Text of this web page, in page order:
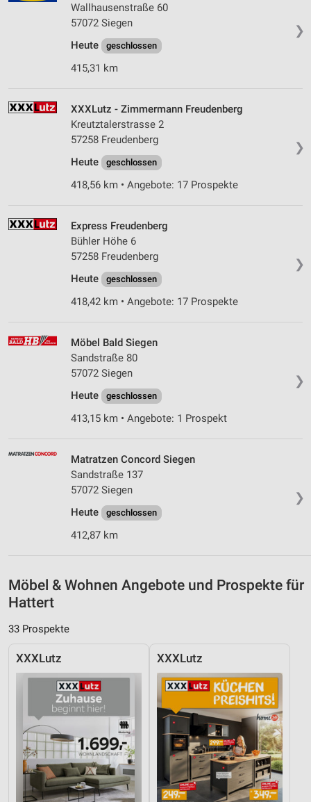
❯
Wallhausenstraße 60
57072 Siegen
Heute
geschlossen
415,31 km
❯
XXXLutz - Zimmermann Freudenberg
Kreutztalerstrasse 2
57258 Freudenberg
Heute
geschlossen
418,56 km • Angebote: 17 Prospekte
❯
Express Freudenberg
Bühler Höhe 6
57258 Freudenberg
Heute
geschlossen
418,42 km • Angebote: 17 Prospekte
❯
Möbel Bald Siegen
Sandstraße 80
57072 Siegen
Heute
geschlossen
413,15 km • Angebote: 1 Prospekt
❯
Matratzen Concord Siegen
Sandstraße 137
57072 Siegen
Heute
geschlossen
412,87 km
Möbel & Wohnen Angebote und Prospekte für
Hattert
33 Prospekte
XXXLutz XXXLutz